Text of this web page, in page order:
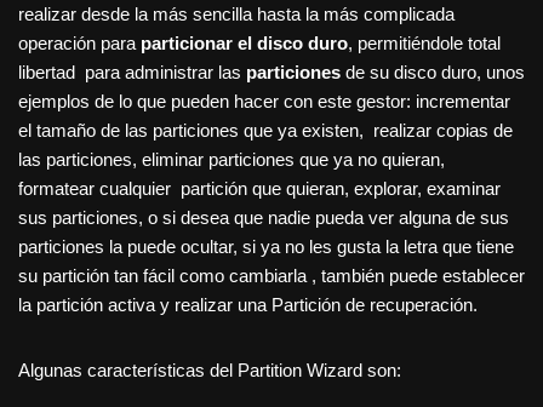
realizar desde la más sencilla hasta la más complicada
operación para particionar el disco duro, permitiéndole total
libertad para administrar las particiones de su disco duro, unos
ejemplos de lo que pueden hacer con este gestor: incrementar
el tamaño de las particiones que ya existen, realizar copias de
las particiones, eliminar particiones que ya no quieran,
formatear cualquier partición que quieran, explorar, examinar
sus particiones, o si desea que nadie pueda ver alguna de sus
particiones la puede ocultar, si ya no les gusta la letra que tiene
su partición tan fácil como cambiarla , también puede establecer
la partición activa y realizar una Partición de recuperación.
Algunas características del Partition Wizard son: